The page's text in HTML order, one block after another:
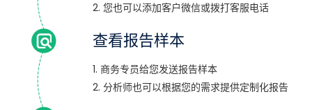
2. 您也可以添加客户微信或拨打客服电话
查看报告样本
1. 商务专员给您发送报告样本
2. 分析师也可以根据您的需求提供定制化报告